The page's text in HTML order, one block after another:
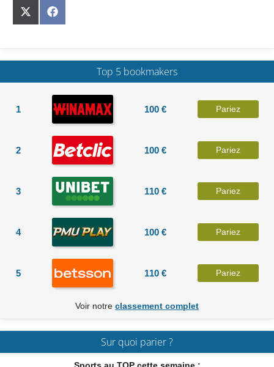
Share
on
Share
on
Top 5 bookmakers
1 100 € Pariez
2 100 € Pariez
3 110 € Pariez
4 100 € Pariez
5 110 € Pariez
Voir notre classement complet
Sur quoi parier ?